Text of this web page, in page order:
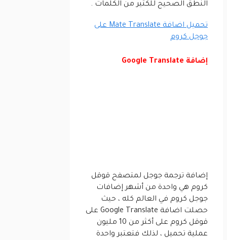
النطق الصحيح للكثير من الكلمات .
تحميل اضافة Mate Translate على
جوجل كروم
إضافة Google Translate
إضافة ترجمة جوجل لمتصفح قوقل
كروم هي واحدة من أشهر إضافات
جوجل كروم في العالم كله ، حيث
حصلت اضافة Google Translate على
قوقل كروم على أكثر من 10 مليون
عملية تحميل ، لذلك فتعتبر واحدة